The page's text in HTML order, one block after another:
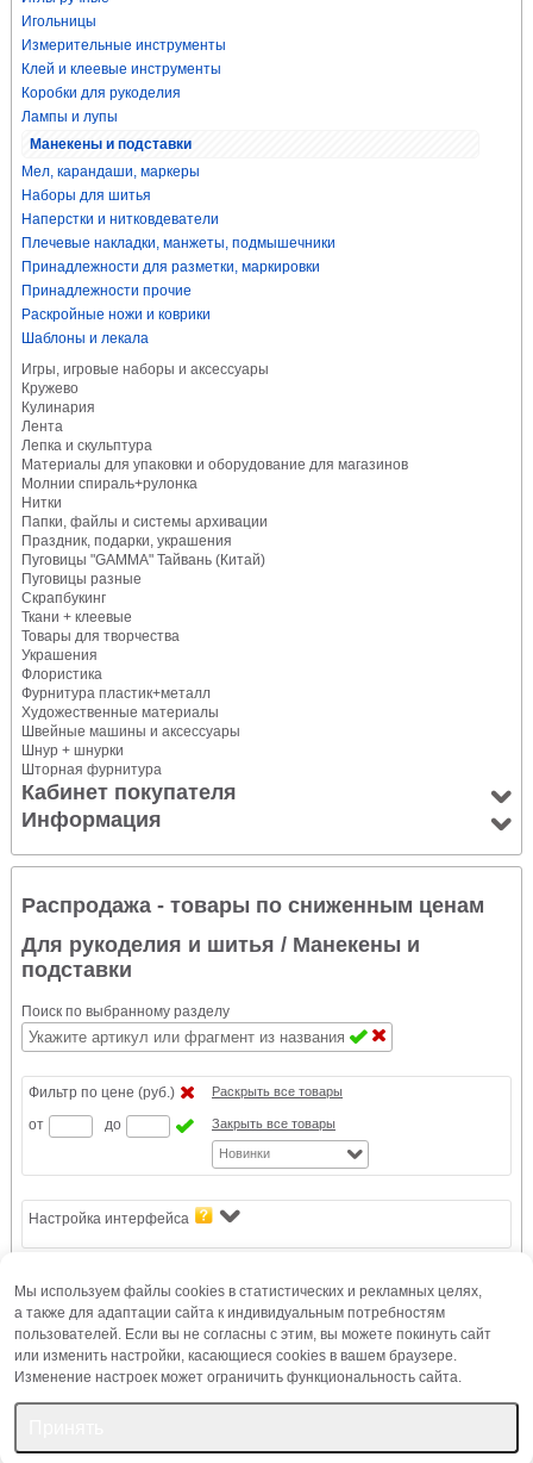
Игольницы
Измерительные инструменты
Клей и клеевые инструменты
Коробки для рукоделия
Лампы и лупы
Манекены и подставки
Мел, карандаши, маркеры
Наборы для шитья
Наперстки и нитковдеватели
Плечевые накладки, манжеты, подмышечники
Принадлежности для разметки, маркировки
Принадлежности прочие
Раскройные ножи и коврики
Шаблоны и лекала
Игры, игровые наборы и аксессуары
Кружево
Кулинария
Лента
Лепка и скульптура
Материалы для упаковки и оборудование для магазинов
Молнии спираль+рулонка
Нитки
Папки, файлы и системы архивации
Праздник, подарки, украшения
Пуговицы "GAMMA" Тайвань (Китай)
Пуговицы разные
Скрапбукинг
Ткани + клеевые
Товары для творчества
Украшения
Флористика
Фурнитура пластик+металл
Художественные материалы
Швейные машины и аксессуары
Шнур + шнурки
Шторная фурнитура
Кабинет покупателя
Информация
Распродажа - товары по сниженным ценам
Для рукоделия и шитья / Манекены и
подставки
Поиск по выбранному разделу
Фильтр по цене (руб.)
от
до
Раскрыть все товары
Закрыть все товары
Новинки
Настройка интерфейса
Подставка для мягкого манекена "комби"
Мы используем файлы cookies в статистических и рекламных целях,
а также для адаптации сайта к индивидуальным потребностям
пользователей. Если вы не согласны с этим, вы можете покинуть сайт
или изменить настройки, касающиеся cookies в вашем браузере.
Изменение настроек может ограничить функциональность сайта.